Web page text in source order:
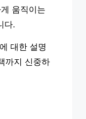
움직이는
다.
대한 설명
까지 신중하